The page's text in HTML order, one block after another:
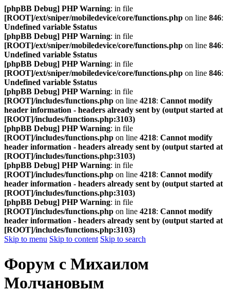
[phpBB Debug] PHP Warning: in file
[ROOT]/ext/sniper/mobiledevice/core/functions.php on line 846:
Undefined variable $status
[phpBB Debug] PHP Warning: in file
[ROOT]/ext/sniper/mobiledevice/core/functions.php on line 846:
Undefined variable $status
[phpBB Debug] PHP Warning: in file
[ROOT]/ext/sniper/mobiledevice/core/functions.php on line 846:
Undefined variable $status
[phpBB Debug] PHP Warning: in file
[ROOT]/includes/functions.php on line 4218: Cannot modify
header information - headers already sent by (output started at
[ROOT]/includes/functions.php:3103)
[phpBB Debug] PHP Warning: in file
[ROOT]/includes/functions.php on line 4218: Cannot modify
header information - headers already sent by (output started at
[ROOT]/includes/functions.php:3103)
[phpBB Debug] PHP Warning: in file
[ROOT]/includes/functions.php on line 4218: Cannot modify
header information - headers already sent by (output started at
[ROOT]/includes/functions.php:3103)
[phpBB Debug] PHP Warning: in file
[ROOT]/includes/functions.php on line 4218: Cannot modify
header information - headers already sent by (output started at
[ROOT]/includes/functions.php:3103)
Skip to menu Skip to content Skip to search
Форум с Михаилом
Молчановым